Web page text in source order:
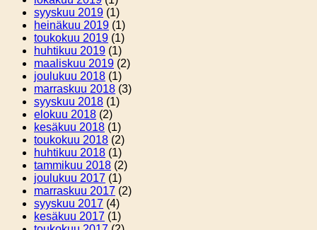
syyskuu 2019 (1)
heinäkuu 2019 (1)
toukokuu 2019 (1)
huhtikuu 2019 (1)
maaliskuu 2019 (2)
joulukuu 2018 (1)
marraskuu 2018 (3)
syyskuu 2018 (1)
elokuu 2018 (2)
kesäkuu 2018 (1)
toukokuu 2018 (2)
huhtikuu 2018 (1)
tammikuu 2018 (2)
joulukuu 2017 (1)
marraskuu 2017 (2)
syyskuu 2017 (4)
kesäkuu 2017 (1)